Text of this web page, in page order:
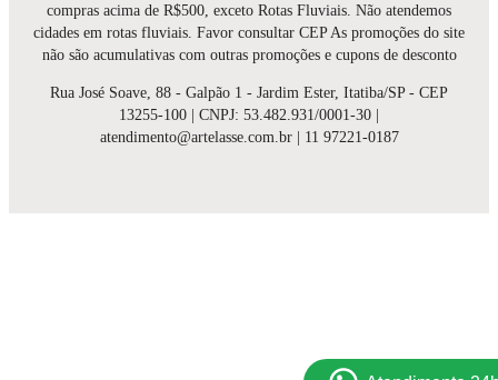
compras acima de R$500, exceto Rotas Fluviais. Não atendemos
cidades em rotas fluviais. Favor consultar CEP As promoções do site
não são acumulativas com outras promoções e cupons de desconto
Rua José Soave, 88 - Galpão 1 - Jardim Ester, Itatiba/SP - CEP
13255-100 | CNPJ: 53.482.931/0001-30 |
atendimento@artelasse.com.br | 11 97221-0187